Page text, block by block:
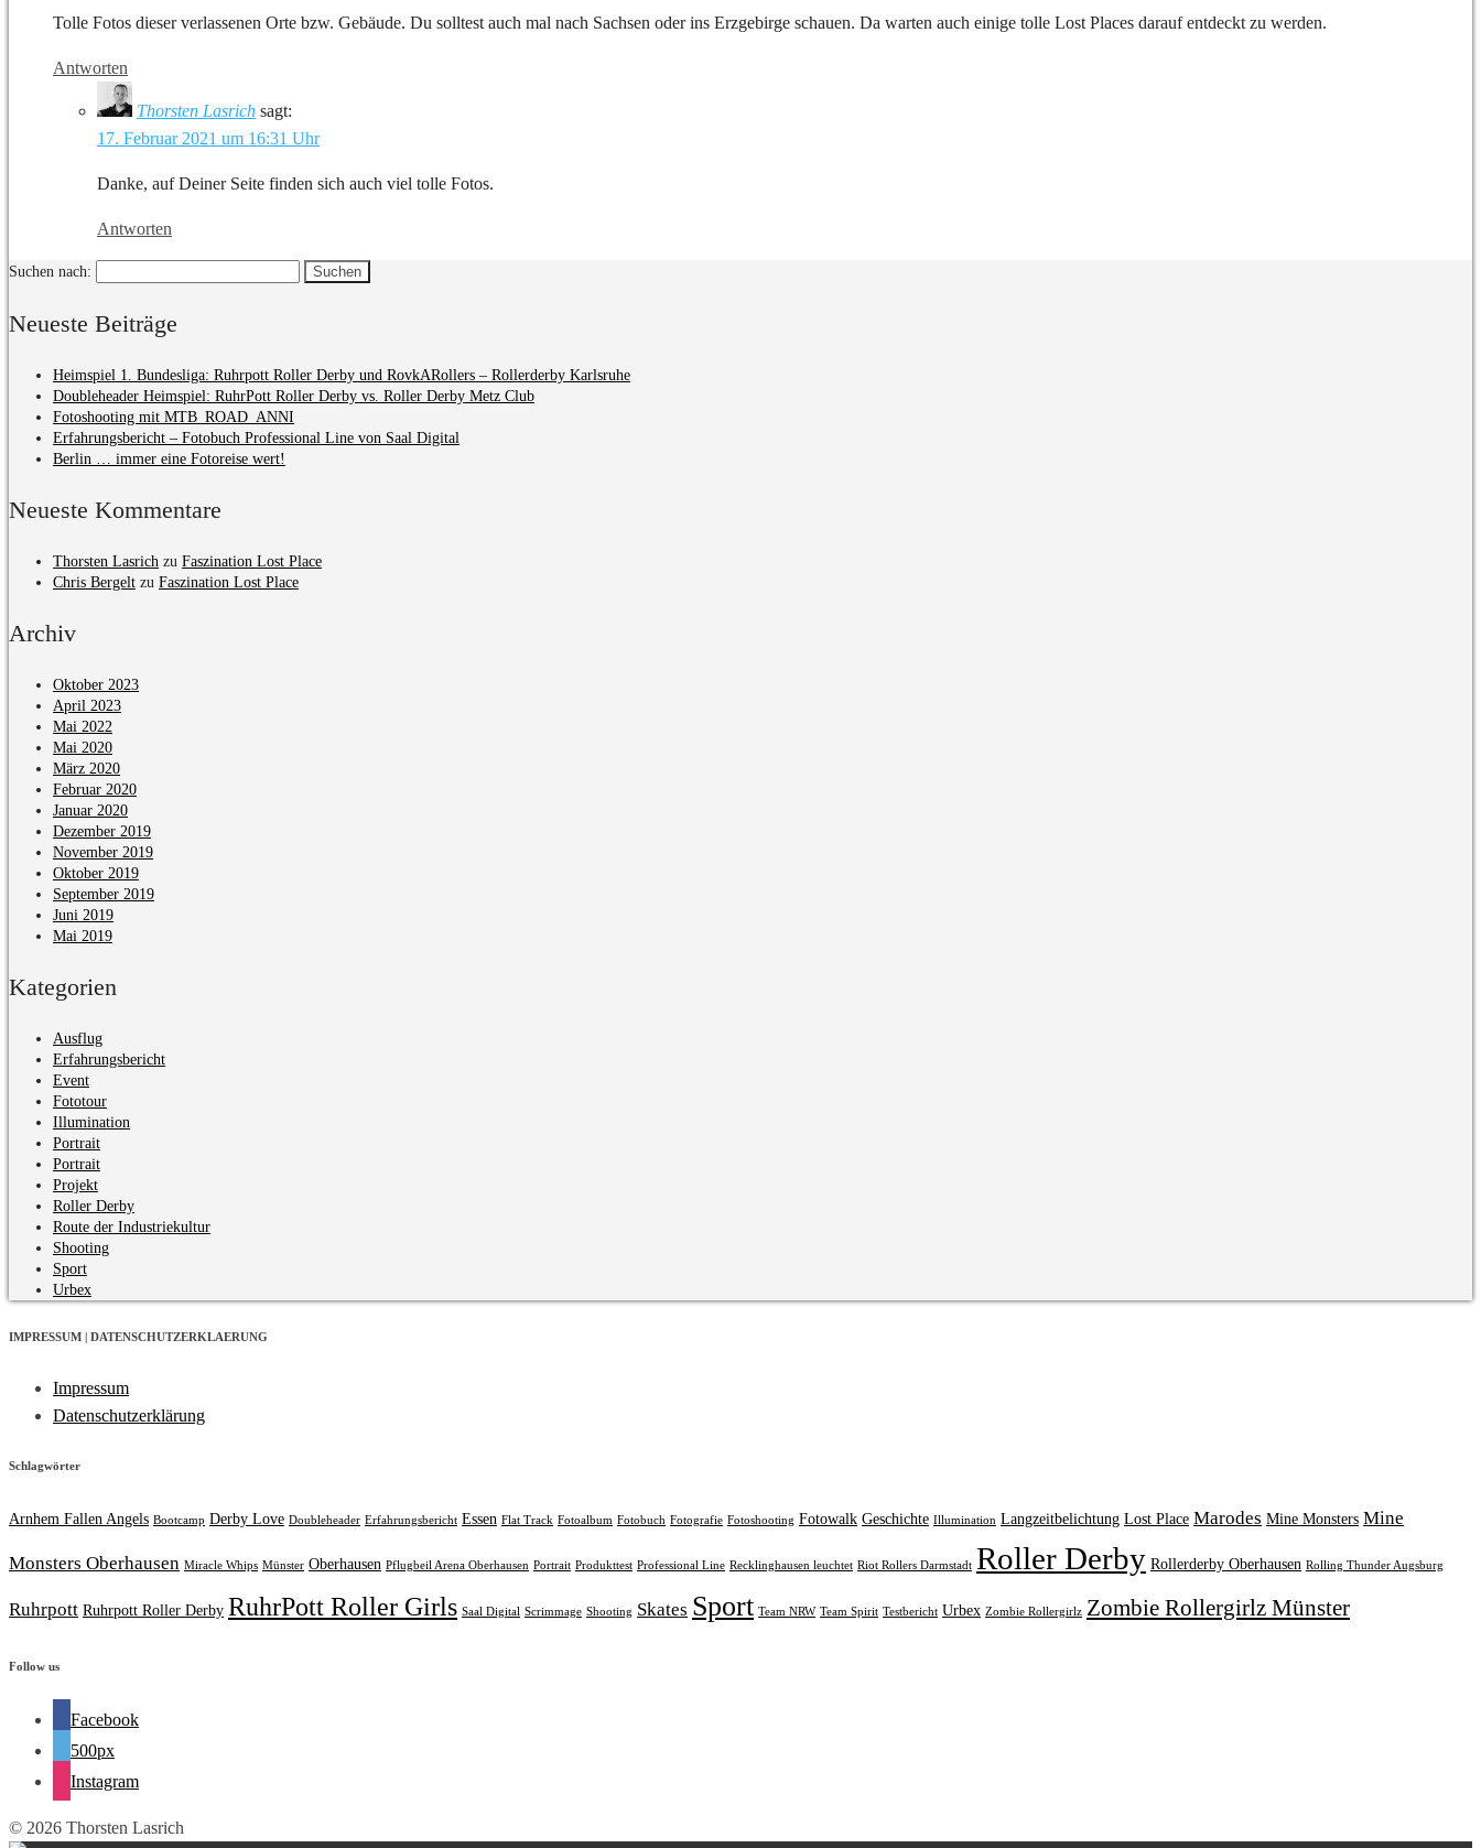
Tolle Fotos dieser verlassenen Orte bzw. Gebäude. Du solltest auch mal nach Sachsen oder ins Erzgebirge schauen. Da warten auch einige tolle Lost Places darauf entdeckt zu werden.
Antworten
Thorsten Lasrich sagt:
17. Februar 2021 um 16:31 Uhr
Danke, auf Deiner Seite finden sich auch viel tolle Fotos.
Antworten
Suchen nach:
Neueste Beiträge
Heimspiel 1. Bundesliga: Ruhrpott Roller Derby und RovkARollers – Rollerderby Karlsruhe
Doubleheader Heimspiel: RuhrPott Roller Derby vs. Roller Derby Metz Club
Fotoshooting mit MTB_ROAD_ANNI
Erfahrungsbericht – Fotobuch Professional Line von Saal Digital
Berlin … immer eine Fotoreise wert!
Neueste Kommentare
Thorsten Lasrich zu Faszination Lost Place
Chris Bergelt zu Faszination Lost Place
Archiv
Oktober 2023
April 2023
Mai 2022
Mai 2020
März 2020
Februar 2020
Januar 2020
Dezember 2019
November 2019
Oktober 2019
September 2019
Juni 2019
Mai 2019
Kategorien
Ausflug
Erfahrungsbericht
Event
Fototour
Illumination
Portrait
Portrait
Projekt
Roller Derby
Route der Industriekultur
Shooting
Sport
Urbex
IMPRESSUM | DATENSCHUTZERKLAERUNG
Impressum
Datenschutzerklärung
Schlagwörter
Arnhem Fallen Angels Bootcamp Derby Love Doubleheader Erfahrungsbericht Essen Flat Track Fotoalbum Fotobuch Fotografie Fotoshooting Fotowalk Geschichte Illumination Langzeitbelichtung Lost Place Marodes Mine Monsters Mine
Monsters Oberhausen Miracle Whips Münster Oberhausen Pflugbeil Arena Oberhausen Portrait Produkttest Professional Line Recklinghausen leuchtet Riot Rollers Darmstadt Roller Derby Rollerderby Oberhausen Rolling Thunder Augsburg
Ruhrpott Ruhrpott Roller Derby RuhrPott Roller Girls Saal Digital Scrimmage Shooting Skates Sport Team NRW Team Spirit Testbericht Urbex Zombie Rollergirlz Zombie Rollergirlz Münster
Follow us
Facebook
500px
Instagram
© 2026 Thorsten Lasrich